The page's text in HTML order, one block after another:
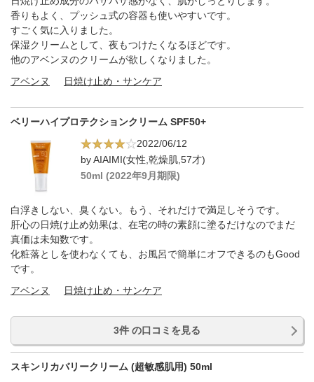
香りもよく、プッシュ式の容器も使いやすいです。
すごく気に入りました。
保湿クリームとして、夜もつけたくなるほどです。
他のアベンヌのクリームが欲しくなりました。
アベンヌ
日焼け止め・サンケア
ベリーハイプロテクションクリーム SPF50+
2022/06/12
by AIAIMI(女性,乾燥肌,57才)
50ml (2022年9月期限)
白浮きしない、臭くない。もう、それだけで満足しそうです。
肝心の日焼け止め効果は、在宅の時の素顔に塗るだけなのでまだ
真価は未知数です。
化粧落としを使わなくても、お風呂で簡単にオフできるのもGood
です。
アベンヌ
日焼け止め・サンケア
3件 の口コミを見る
スキンリカバリークリーム (超敏感肌用) 50ml